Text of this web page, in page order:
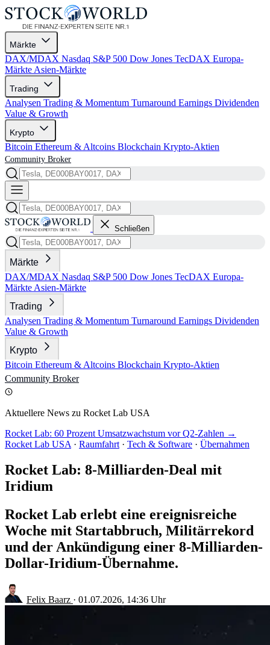
Märkte
DAX/MDAX Nasdaq S&P 500 Dow Jones TecDAX Europa-
Märkte Asien-Märkte
Trading
Analysen Trading & Momentum Turnaround Earnings Dividenden
Value & Growth
Krypto
Bitcoin Ethereum & Altcoins Blockchain Krypto-Aktien
Community Broker
Schließen
Märkte
DAX/MDAX Nasdaq S&P 500 Dow Jones TecDAX Europa-
Märkte Asien-Märkte
Trading
Analysen Trading & Momentum Turnaround Earnings Dividenden
Value & Growth
Krypto
Bitcoin Ethereum & Altcoins Blockchain Krypto-Aktien
Community Broker
Aktuellere News zu Rocket Lab USA
Rocket Lab: 60 Prozent Umsatzwachstum vor Q2-Zahlen →
Rocket Lab USA · Raumfahrt · Tech & Software · Übernahmen
Rocket Lab: 8-Milliarden-Deal mit
Iridium
Rocket Lab erlebt eine ereignisreiche
Woche mit Startabbruch, Militärrekord
und der Ankündigung einer 8-Milliarden-
Dollar-Iridium-Übernahme.
Felix Baarz · 01.07.2026, 14:36 Uhr